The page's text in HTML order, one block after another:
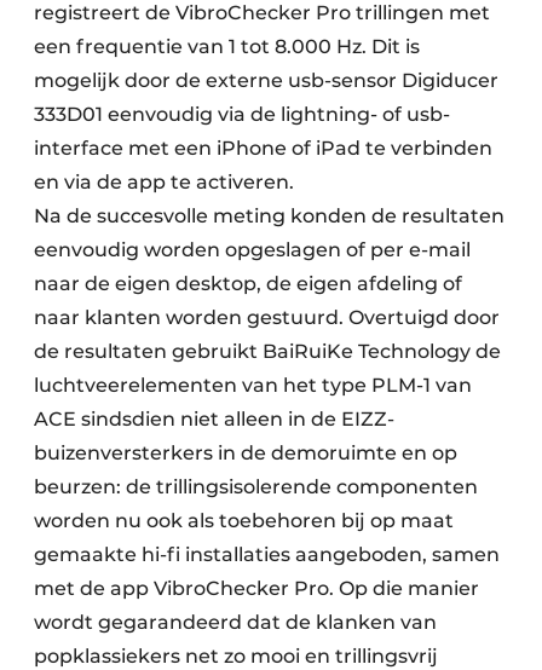
registreert de VibroChecker Pro trillingen met
een frequentie van 1 tot 8.000 Hz. Dit is
mogelijk door de externe usb-sensor Digiducer
333D01 eenvoudig via de lightning- of usb-
interface met een iPhone of iPad te verbinden
en via de app te activeren.
Na de succesvolle meting konden de resultaten
eenvoudig worden opgeslagen of per e-mail
naar de eigen desktop, de eigen afdeling of
naar klanten worden gestuurd. Overtuigd door
de resultaten gebruikt BaiRuiKe Technology de
luchtveerelementen van het type PLM-1 van
ACE sindsdien niet alleen in de EIZZ-
buizenversterkers in de demoruimte en op
beurzen: de trillingsisolerende componenten
worden nu ook als toebehoren bij op maat
gemaakte hi-fi installaties aangeboden, samen
met de app VibroChecker Pro. Op die manier
wordt gegarandeerd dat de klanken van
popklassiekers net zo mooi en trillingsvrij